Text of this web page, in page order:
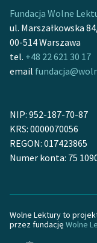
Fundacja Wolne
ul. Marszałkowska
00-514 Warszawa
tel. +48 22 621 30 17
email
NIP: 952-187-70-87
KRS: 0000070056
REGON: 017423865
Numer konta: 75
Wolne Lektury to
przez fundację Wolne